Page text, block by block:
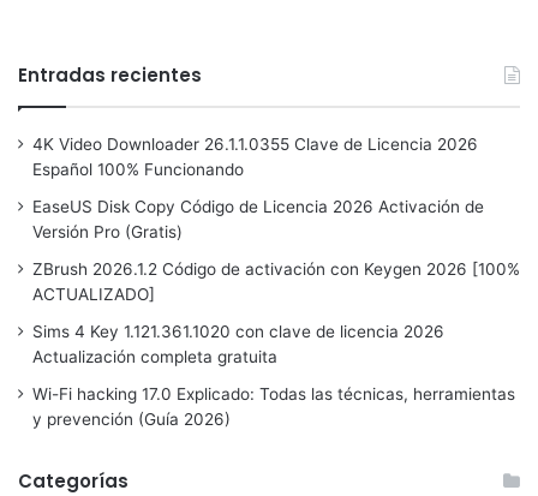
Entradas recientes
4K Video Downloader 26.1.1.0355 Clave de Licencia 2026
Español 100% Funcionando
EaseUS Disk Copy Código de Licencia 2026 Activación de
Versión Pro (Gratis)
ZBrush 2026.1.2 Código de activación con Keygen 2026 [100%
ACTUALIZADO]
Sims 4 Key 1.121.361.1020 con clave de licencia 2026
Actualización completa gratuita
Wi-Fi hacking 17.0 Explicado: Todas las técnicas, herramientas
y prevención (Guía 2026)
Categorías